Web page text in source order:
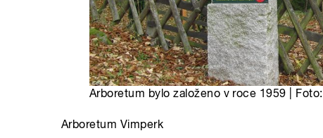
Arboretum bylo založeno v roce 1959 | Foto:
Arboretum Vimperk